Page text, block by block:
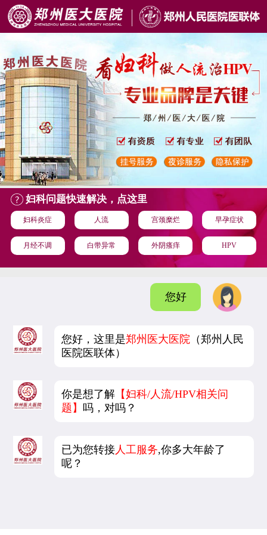
妇科问题快速解决，点这里
妇科炎症 人流 宫颈糜烂 早孕症状
月经不调 白带异常 外阴瘙痒 HPV
您好
您好，这里是郑州医大医院 （郑州人民
医院医联体）
你是想了解 【妇科/人流/HPV相关问
题】吗，对吗？
已为您转接 人工服务,你多大年龄了
呢？